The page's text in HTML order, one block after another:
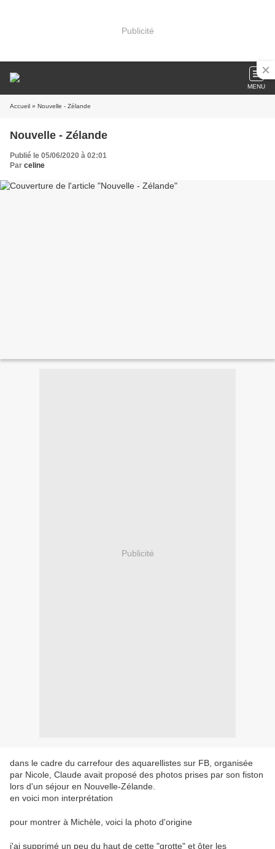
Publicité
MENU
Accueil » Nouvelle - Zélande
Nouvelle - Zélande
Publié le 05/06/2020 à 02:01
Par celine
Publicité
dans le cadre du carrefour des aquarellistes sur FB, organisée
par Nicole, Claude avait proposé des photos prises par son fiston
lors d'un séjour en Nouvelle-Zélande.
en voici mon interprétation
pour montrer à Michèle, voici la photo d'origine
j'ai supprimé un peu du haut de cette "grotte" et ôter les